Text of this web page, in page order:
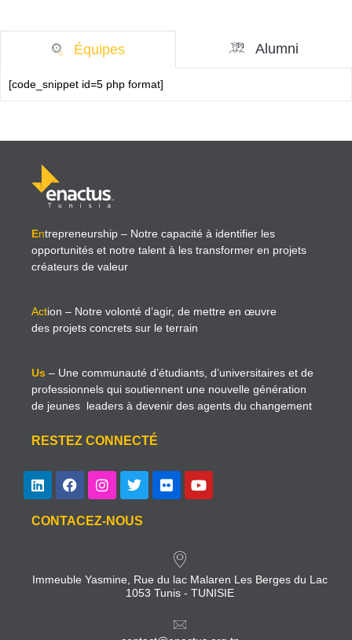
Équipes Alumni
[code_snippet id=5 php format]
Entrepreneurship – Notre capacité à identifier les
opportunités et notre talent à les transformer en projets
créateurs de valeur
Action – Notre volonté d’agir, de mettre en œuvre
des projets concrets sur le terrain
Us – Une communauté d’étudiants, d’universitaires et de
professionnels qui soutiennent une nouvelle génération
de jeunes leaders à devenir des agents du changement
RESTEZ CONNECTÉ
CONTACEZ-NOUS
Immeuble Yasmine, Rue du lac Malaren Les Berges du Lac
1053 Tunis - TUNISIE